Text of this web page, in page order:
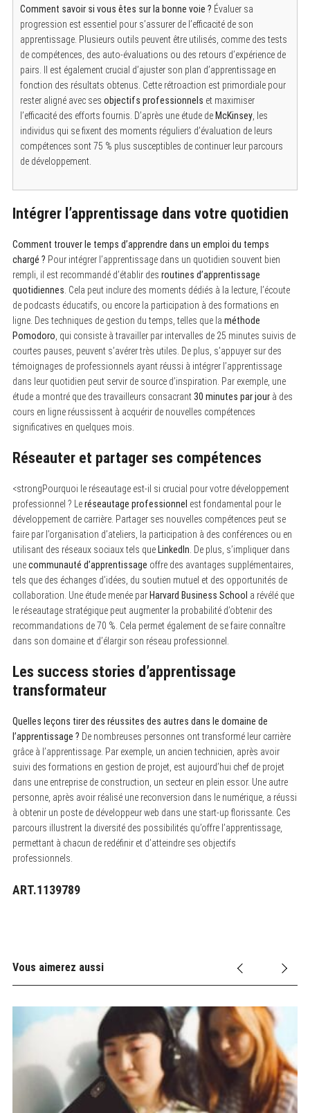
Comment savoir si vous êtes sur la bonne voie ? Évaluer sa
progression est essentiel pour s’assurer de l’efficacité de son
apprentissage. Plusieurs outils peuvent être utilisés, comme des tests
de compétences, des auto-évaluations ou des retours d’expérience de
pairs. Il est également crucial d’ajuster son plan d’apprentissage en
fonction des résultats obtenus. Cette rétroaction est primordiale pour
rester aligné avec ses objectifs professionnels et maximiser
l’efficacité des efforts fournis. D’après une étude deMcKinsey, les
individus qui se fixent des moments réguliers d’évaluation de leurs
compétences sont 75 % plus susceptibles de continuer leur parcours
de développement.
Intégrer l’apprentissage dans votre quotidien
Comment trouver le temps d’apprendre dans un emploi du temps
chargé ? Pour intégrer l’apprentissage dans un quotidien souvent bien
rempli, il est recommandé d’établir des routines d’apprentissage
quotidiennes . Cela peut inclure des moments dédiés à la lecture, l’écoute
de podcasts éducatifs, ou encore la participation à des formations en
ligne. Des techniques de gestion du temps, telles que la méthode
Pomodoro , qui consiste à travailler par intervalles de 25 minutes suivis de
courtes pauses, peuvent s’avérer très utiles. De plus, s’appuyer sur des
témoignages de professionnels ayant réussi à intégrer l’apprentissage
dans leur quotidien peut servir de source d’inspiration. Par exemple, une
étude a montré que des travailleurs consacrant30 minutes par jourà des
cours en ligne réussissent à acquérir de nouvelles compétences
significatives en quelques mois.
Réseauter et partager ses compétences
<strongPourquoi le réseautage est-il si crucial pour votre développement
professionnel ? Leréseautage professionnel est fondamental pour le
développement de carrière. Partager ses nouvelles compétences peut se
faire par l’organisation d’ateliers, la participation à des conférences ou en
utilisant des réseaux sociaux tels queLinkedIn . De plus, s’impliquer dans
unecommunauté d’apprentissage offre des avantages supplémentaires,
tels que des échanges d’idées, du soutien mutuel et des opportunités de
collaboration. Une étude menée parHarvard Business School a révélé que
le réseautage stratégique peut augmenter la probabilité d’obtenir des
recommandations de 70 %. Cela permet également de se faire connaître
dans son domaine et d’élargir son réseau professionnel.
Les success stories d’apprentissage
transformateur
Quelles leçons tirer des réussites des autres dans le domaine de
l’apprentissage ? De nombreuses personnes ont transformé leur carrière
grâce à l’apprentissage. Par exemple, un ancien technicien, après avoir
suivi des formations en gestion de projet, est aujourd’hui chef de projet
dans une entreprise de construction, un secteur en plein essor. Une autre
personne, après avoir réalisé une reconversion dans le numérique, a réussi
à obtenir un poste de développeur web dans une start-up florissante. Ces
parcours illustrent la diversité des possibilités qu’offre l’apprentissage,
permettant à chacun de redéfinir et d’atteindre ses objectifs
professionnels.
ART.1139789
Vous aimerez aussi